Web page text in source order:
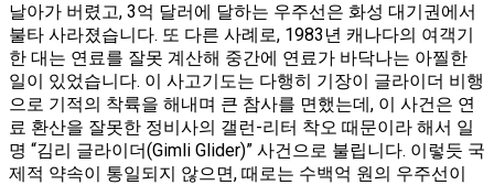
날아가 버렸고, 3억 달러에 달하는 우주선은 화성 대기권에서
불타 사라졌습니다​. 또 다른 사례로, 1983년 캐나다의 여객기
한 대는 연료를 잘못 계산해 중간에 연료가 바닥나는 아찔한
일이 있었습니다. 이 사고기도는 다행히 기장이 글라이더 비행
으로 기적의 착륙을 해내며 큰 참사를 면했는데, 이 사건은 연
료 환산을 잘못한 정비사의 갤런-리터 착오 때문이라 해서 일
명 “김리 글라이더(Gimli Glider)” 사건으로 불립니다. 이렇듯 국
제적 약속이 통일되지 않으면, 때로는 수백억 원의 우주선이